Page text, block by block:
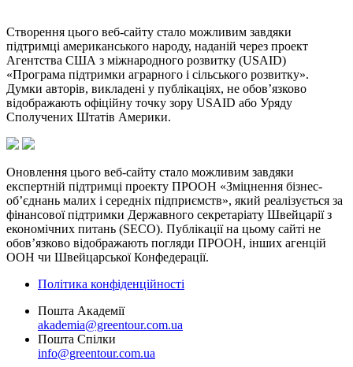
Створення цього веб-сайту стало можливим завдяки
підтримці американського народу, наданій через проект
Агентства США з міжнародного розвитку (USAID)
«Програма підтримки аграрного і сільського розвитку».
Думки авторів, викладені у публікаціях, не обов’язково
відображають офіційну точку зору USAID або Уряду
Сполучених Штатів Америки.
Оновлення цього веб-сайту стало можливим завдяки
експертній підтримці проекту ПРООН «Зміцнення бізнес-
об’єднань малих і середніх підприємств», який реалізується за
фінансової підтримки Державного секретаріату Швейцарії з
економічних питань (SECO). Публікації на цьому сайті не
обов’язково відображають погляди ПРООН, інших агенцій
ООН чи Швейцарської Конфедерації.
Політика конфіденційності
Пошта Академії
akademia@greentour.com.ua
Пошта Спілки
info@greentour.com.ua